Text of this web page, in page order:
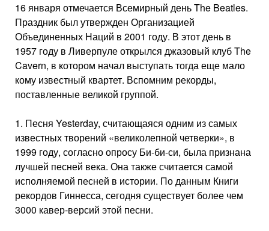
16 января отмечается Всемирный день The Beatles.
Праздник был утвержден Организацией
Объединенных Наций в 2001 году. В этот день в
1957 году в Ливерпуле открылся джазовый клуб The
Cavern, в котором начал выступать тогда еще мало
кому известный квартет. Вспомним рекорды,
поставленные великой группой.
1. Песня Yesterday, считающаяся одним из самых
известных творений «великолепной четверки», в
1999 году, согласно опросу Би-би-си, была признана
лучшей песней века. Она также считается самой
исполняемой песней в истории. По данным Книги
рекордов Гиннесса, сегодня существует более чем
3000 кавер-версий этой песни.